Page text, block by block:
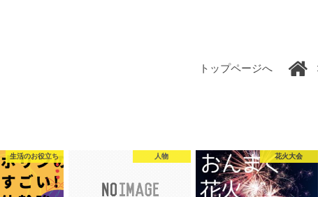
トップページへ
生活のお役立ち 人物 花火大会